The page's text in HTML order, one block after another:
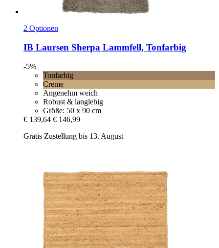
2 Optionen
IB Laursen Sherpa Lammfell, Tonfarbig
-5%
Tonfarbig
Creme
Angenehm weich
Robust & langlebig
Größe: 50 x 90 cm
€ 139,64 € 146,99
Gratis Zustellung bis 13. August